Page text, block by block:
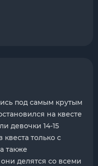
под самым крутым
на квесте
девочки 14-15
только с
также
делятся со всеми